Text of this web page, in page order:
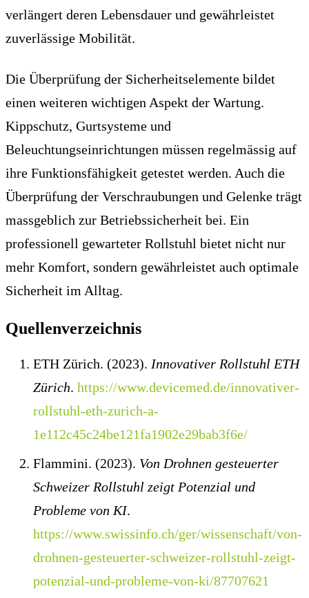
verlängert deren Lebensdauer und gewährleistet
zuverlässige Mobilität.
Die Überprüfung der Sicherheitselemente bildet
einen weiteren wichtigen Aspekt der Wartung.
Kippschutz, Gurtsysteme und
Beleuchtungseinrichtungen müssen regelmässig auf
ihre Funktionsfähigkeit getestet werden. Auch die
Überprüfung der Verschraubungen und Gelenke trägt
massgeblich zur Betriebssicherheit bei. Ein
professionell gewarteter Rollstuhl bietet nicht nur
mehr Komfort, sondern gewährleistet auch optimale
Sicherheit im Alltag.
Quellenverzeichnis
ETH Zürich. (2023). Innovativer Rollstuhl ETH
Zürich. https://www.devicemed.de/innovativer-
rollstuhl-eth-zurich-a-
1e112c45c24be121fa1902e29bab3f6e/
Flammini. (2023). Von Drohnen gesteuerter
Schweizer Rollstuhl zeigt Potenzial und
Probleme von KI.
https://www.swissinfo.ch/ger/wissenschaft/von-
drohnen-gesteuerter-schweizer-rollstuhl-zeigt-
potenzial-und-probleme-von-ki/87707621